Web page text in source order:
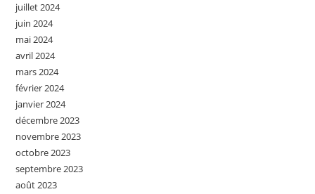
juillet 2024
juin 2024
mai 2024
avril 2024
mars 2024
février 2024
janvier 2024
décembre 2023
novembre 2023
octobre 2023
septembre 2023
août 2023